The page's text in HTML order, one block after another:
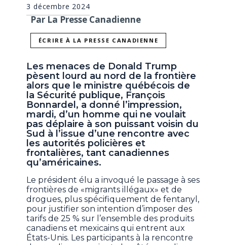
3 décembre 2024
Par La Presse Canadienne
ÉCRIRE À LA PRESSE CANADIENNE
Les menaces de Donald Trump
pèsent lourd au nord de la frontière
alors que le ministre québécois de
la Sécurité publique, François
Bonnardel, a donné l’impression,
mardi, d’un homme qui ne voulait
pas déplaire à son puissant voisin du
Sud à l’issue d’une rencontre avec
les autorités policières et
frontalières, tant canadiennes
qu’américaines.
Le président élu a invoqué le passage à ses
frontières de «migrants illégaux» et de
drogues, plus spécifiquement de fentanyl,
pour justifier son intention d’imposer des
tarifs de 25 % sur l’ensemble des produits
canadiens et mexicains qui entrent aux
États-Unis. Les participants à la rencontre